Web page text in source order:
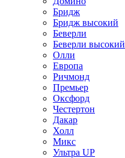
Бридж
Бридж высокий
Беверли
Беверли высокий
Олли
Европа
Ричмонд
Премьер
Оксфорд
Честертон
Дакар
Холл
Микс
Ультра UP